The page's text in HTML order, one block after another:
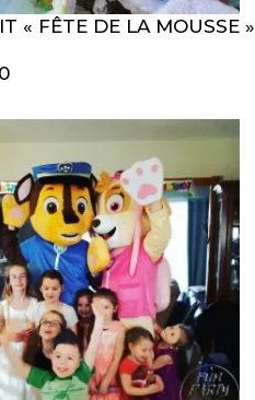
« FÊTE DE LA MOUSSE »